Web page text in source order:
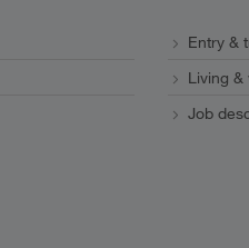
Entry &
Living &
Job